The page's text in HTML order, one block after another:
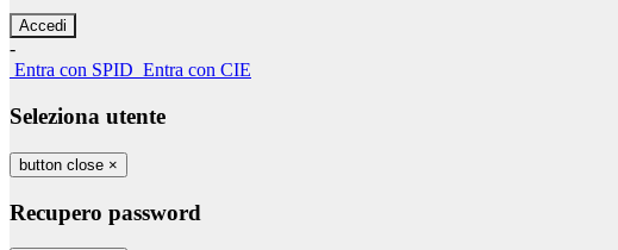
-
Entra con SPID Entra con CIE
Seleziona utente
button close ×
Recupero password